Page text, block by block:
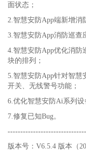
面状态；
2.智慧安防App端新增消
3.智慧安防App消防巡查
4.智慧安防App优化消防
块的排列；
5.智慧安防App针对智
开关、无线警号功能；
6.优化智慧安防Ai系列设
7.修复已知Bug。
版本号：V6.5.4 版本（